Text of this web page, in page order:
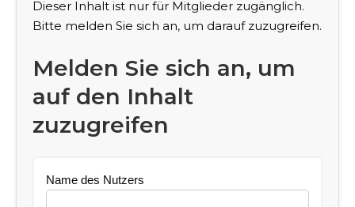
Dieser Inhalt ist nur für Mitglieder zugänglich.
Bitte melden Sie sich an, um darauf zuzugreifen.
Melden Sie sich an, um
auf den Inhalt
zuzugreifen
Name des Nutzers